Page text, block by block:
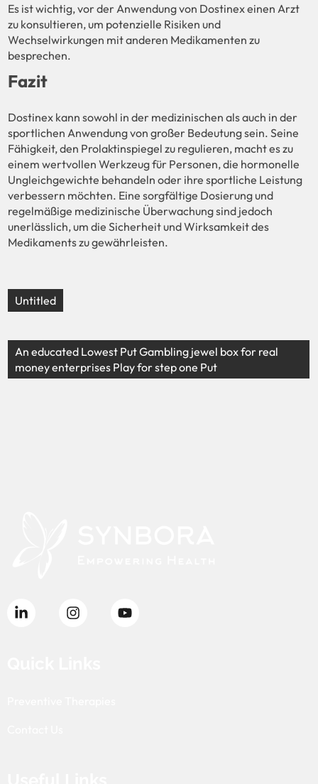
Es ist wichtig, vor der Anwendung von Dostinex einen Arzt
zu konsultieren, um potenzielle Risiken und
Wechselwirkungen mit anderen Medikamenten zu
besprechen.
Fazit
Dostinex kann sowohl in der medizinischen als auch in der
sportlichen Anwendung von großer Bedeutung sein. Seine
Fähigkeit, den Prolaktinspiegel zu regulieren, macht es zu
einem wertvollen Werkzeug für Personen, die hormonelle
Ungleichgewichte behandeln oder ihre sportliche Leistung
verbessern möchten. Eine sorgfältige Dosierung und
regelmäßige medizinische Überwachung sind jedoch
unerlässlich, um die Sicherheit und Wirksamkeit des
Medikaments zu gewährleisten.
Untitled
An educated Lowest Put Gambling jewel box for real
money enterprises Play for step one Put